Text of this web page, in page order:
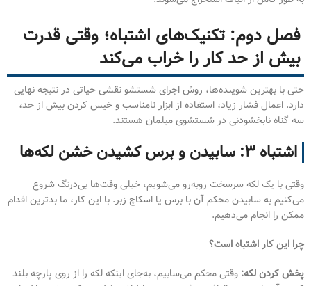
فصل دوم: تکنیک‌های اشتباه؛ وقتی قدرت
بیش از حد کار را خراب می‌کند
حتی با بهترین شوینده‌ها، روش اجرای شستشو نقشی حیاتی در نتیجه نهایی
دارد. اعمال فشار زیاد، استفاده از ابزار نامناسب و خیس کردن بیش از حد،
سه گناه نابخشودنی در شستشوی مبلمان هستند.
اشتباه ۳: سابیدن و برس کشیدن خشن لکه‌ها
وقتی با یک لکه سرسخت روبه‌رو می‌شویم، خیلی وقت‌ها بی‌درنگ شروع
می‌کنیم به سابیدن محکم آن با برس یا اسکاچ زبر. با این کار، ما بدترین اقدام
ممکن را انجام می‌دهیم.
چرا این کار اشتباه است؟
پخش کردن لکه: وقتی محکم می‌سابیم، به‌جای اینکه لکه را از روی پارچه بلند